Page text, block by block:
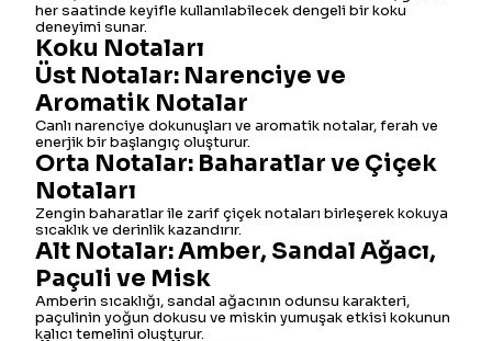
her saatinde keyifle kullanılabilecek dengeli bir koku
deneyimi sunar.
Koku Notaları
Üst Notalar: Narenciye ve
Aromatik Notalar
Canlı narenciye dokunuşları ve aromatik notalar, ferah ve
enerjik bir başlangıç oluşturur.
Orta Notalar: Baharatlar ve Çiçek
Notaları
Zengin baharatlar ile zarif çiçek notaları birleşerek kokuya
sıcaklık ve derinlik kazandırır.
Alt Notalar: Amber, Sandal Ağacı,
Paçuli ve Misk
Amberin sıcaklığı, sandal ağacının odunsu karakteri,
paçulinin yoğun dokusu ve miskin yumuşak etkisi kokunun
kalıcı temelini oluşturur.